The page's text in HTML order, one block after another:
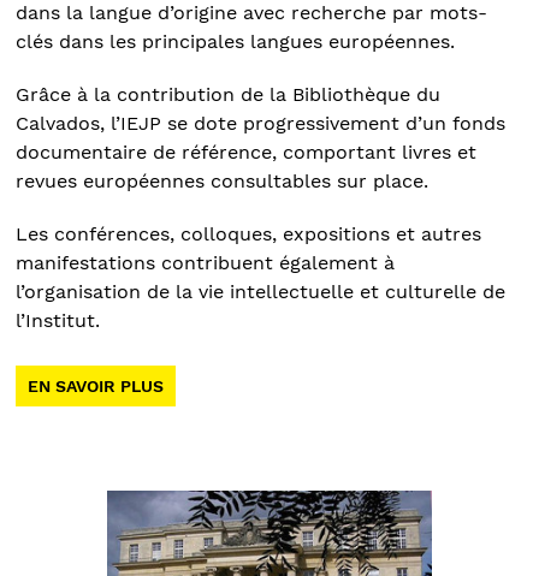
dans la langue d’origine avec recherche par mots-
clés dans les principales langues européennes.
Grâce à la contribution de la Bibliothèque du
Calvados, l’IEJP se dote progressivement d’un fonds
documentaire de référence, comportant livres et
revues européennes consultables sur place.
Les conférences, colloques, expositions et autres
manifestations contribuent également à
l’organisation de la vie intellectuelle et culturelle de
l’Institut.
EN SAVOIR PLUS